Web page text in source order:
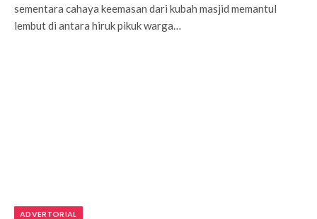
sementara cahaya keemasan dari kubah masjid memantul
lembut di antara hiruk pikuk warga…
ADVERTORIAL